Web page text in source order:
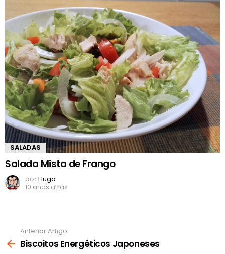
SALADAS
Salada Mista de Frango
porHugo
10 anos atrás
mais
Anterior Artigo
Biscoitos Energéticos Japoneses